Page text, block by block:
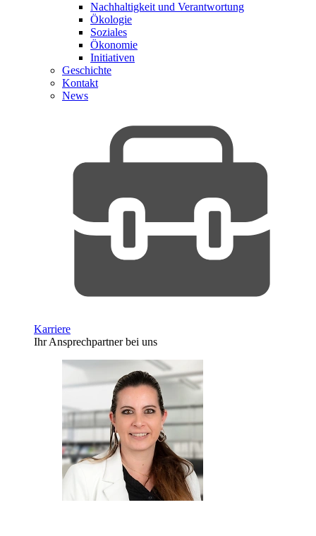
Nachhaltigkeit und Verantwortung
Ökologie
Soziales
Ökonomie
Initiativen
Geschichte
Kontakt
News
Karriere
Ihr Ansprechpartner bei uns